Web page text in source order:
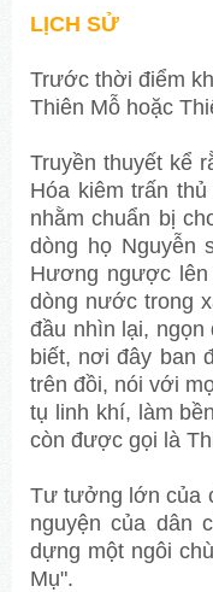
LỊCH SỬ
Trước thời điểm
Thiên Mỗ hoặc
Truyền thuyết kể
Hóa kiêm trấn
nhằm chuẩn bị
dòng họ Nguyễn
Hương ngược
dòng nước trong
đầu nhìn lại,
biết, nơi đây ban
trên đồi, nói với
tụ linh khí, làm
còn được gọi là
Tư tưởng lớn của
nguyện của dân
dựng một ngôi
Mụ".